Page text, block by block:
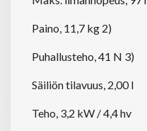
Paino, 11,7 kg 2)
Puhallusteho, 41 N 3)
Säiliön tilavuus, 2,00 l
Teho, 3,2 kW / 4,4 hv